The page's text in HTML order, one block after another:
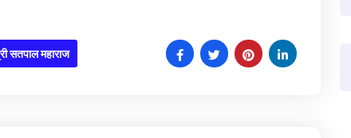
सतपाल महाराज